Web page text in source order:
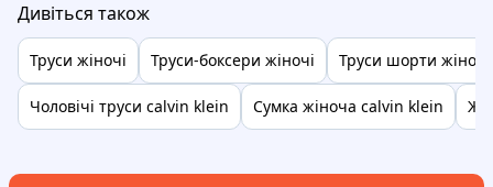
Дивіться також
Труси жіночі Труси-боксери жіночі Труси шорти жіночі
Чоловічі труси calvin klein Сумка жіноча calvin klein